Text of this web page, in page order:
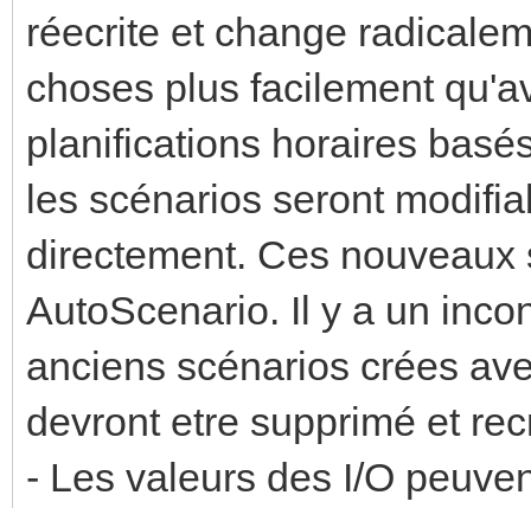
réecrite et change
choses plus facilement
planifications horaires
les scénarios seront
directement. Ces
AutoScenario. Il y a un
anciens scénarios crées
devront etre supprimé et
- Les valeurs des I/O